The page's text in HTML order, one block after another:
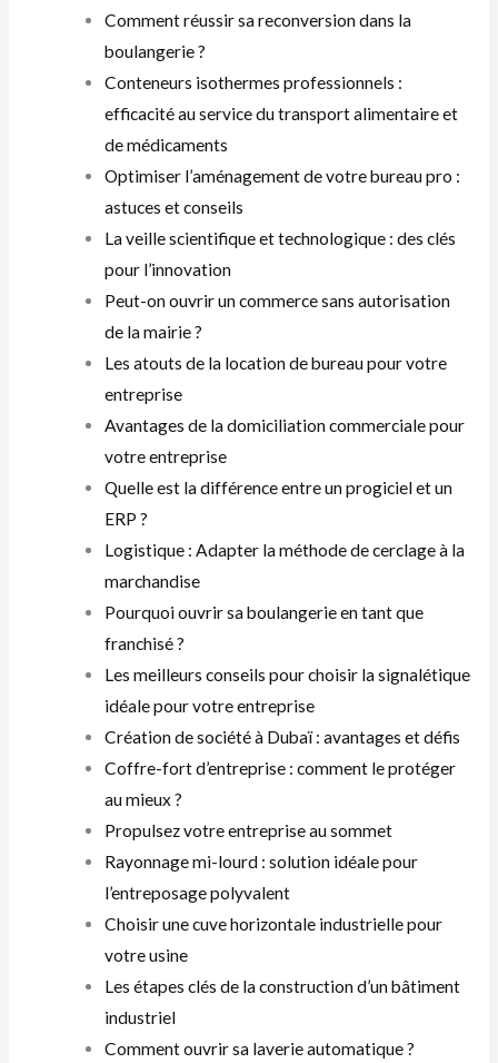
Comment réussir sa reconversion dans la
boulangerie ?
Conteneurs isothermes professionnels :
efficacité au service du transport alimentaire et
de médicaments
Optimiser l’aménagement de votre bureau pro :
astuces et conseils
La veille scientifique et technologique : des clés
pour l’innovation
Peut-on ouvrir un commerce sans autorisation
de la mairie ?
Les atouts de la location de bureau pour votre
entreprise
Avantages de la domiciliation commerciale pour
votre entreprise
Quelle est la différence entre un progiciel et un
ERP ?
Logistique : Adapter la méthode de cerclage à la
marchandise
Pourquoi ouvrir sa boulangerie en tant que
franchisé ?
Les meilleurs conseils pour choisir la signalétique
idéale pour votre entreprise
Création de société à Dubaï : avantages et défis
Coffre-fort d’entreprise : comment le protéger
au mieux ?
Propulsez votre entreprise au sommet
Rayonnage mi-lourd : solution idéale pour
l’entreposage polyvalent
Choisir une cuve horizontale industrielle pour
votre usine
Les étapes clés de la construction d’un bâtiment
industriel
Comment ouvrir sa laverie automatique ?